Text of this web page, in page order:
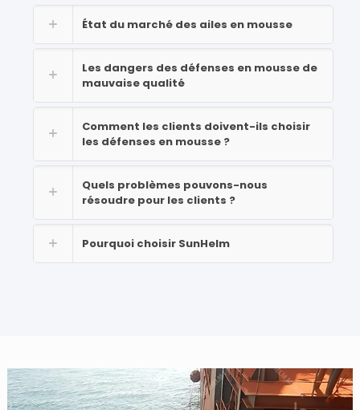
État du marché des ailes en mousse
Les dangers des défenses en mousse de
mauvaise qualité
Comment les clients doivent-ils choisir
les défenses en mousse ?
Quels problèmes pouvons-nous
résoudre pour les clients ?
Pourquoi choisir SunHelm